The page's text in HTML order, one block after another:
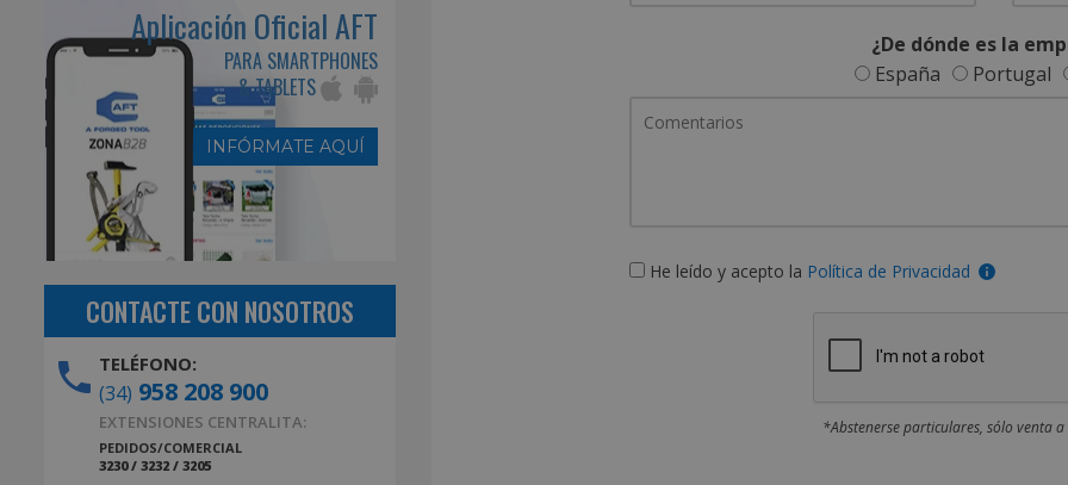
¿De dónde es la
España
Portugal
He leído y acepto la Política de Privacidad
*Abstenerse particulares, sólo venta
Aplicación Oficial AFT
PARA SMARTPHONES
& TABLETS
INFÓRMATE AQUÍ
CONTACTE CON NOSOTROS
TELÉFONO:
(34) 958 208 900
EXTENSIONES CENTRALITA:
PEDIDOS/COMERCIAL
3230 / 3232 / 3205